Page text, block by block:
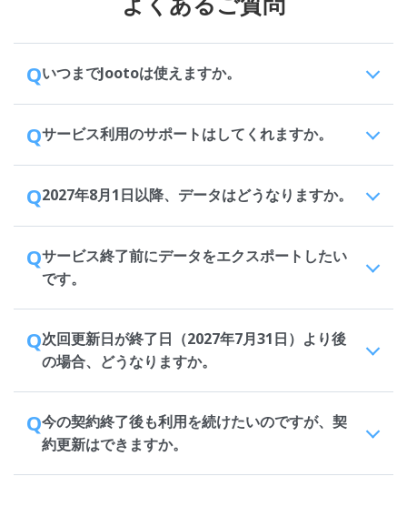
QいつまでJootoは使えますか。
Qサービス利用のサポートはしてくれますか。
Q2027年8月1日以降、データはどうなりますか。
Qサービス終了前にデータをエクスポートしたい
です。
Q次回更新日が終了日（2027年7月31日）より後
の場合、どうなりますか。
Q今の契約終了後も利用を続けたいのですが、契
約更新はできますか。